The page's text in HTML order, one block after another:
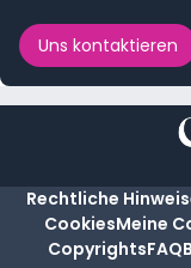
Uns kontaktieren
Rechtliche
CookiesMeine
CopyrightsFAQ